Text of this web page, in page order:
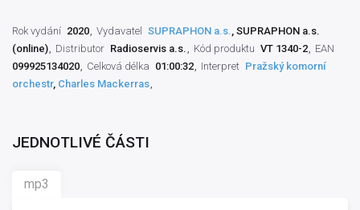
Rok vydání 2020 Vydavatel SUPRAPHON a.s., SUPRAPHON a.s.
(online)
Distributor Radioservis a.s. Kód produktu VT 1340-2
EAN
099925134020
Celková délka 01:00:32 Interpret Pražský komorní
orchestr, Charles Mackerras
JEDNOTLIVÉ ČÁSTI
mp3